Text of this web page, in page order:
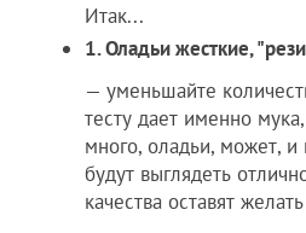
Итак...
1. Оладьи жесткие,
— уменьшайте
тесту дает именно
много, оладьи, может, и
будут выглядеть
качества оставят